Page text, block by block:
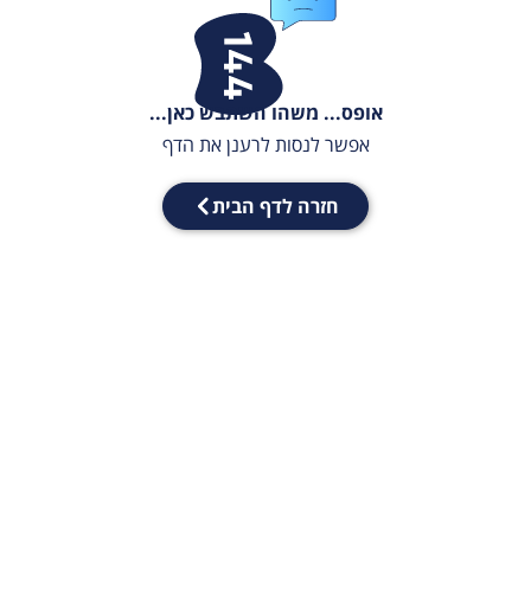
אופס... משהו השתבש כאן...
אפשר לנסות לרענן את הדף
חזרה לדף הבית